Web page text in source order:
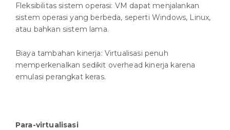
Fleksibilitas sistem operasi: VM dapat menjalankan
sistem operasi yang berbeda, seperti Windows, Linux,
atau bahkan sistem lama.
Biaya tambahan kinerja: Virtualisasi penuh
memperkenalkan sedikit overhead kinerja karena
emulasi perangkat keras.
Para-virtualisasi